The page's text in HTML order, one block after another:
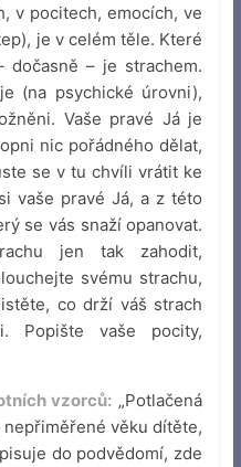
v pocitech, emocích, ve
je v celém těle. Které
– je strachem.
(na psychické úrovni),
Vaše pravé Já je
nic pořádného dělat,
se v tu chvíli vrátit ke
vaše pravé Já, a z této
se vás snaží opanovat.
jen tak zahodit,
svému strachu,
co drží váš strach
Popište vaše pocity,
vzorců: „Potlačená
věku dítěte,
do podvědomí, zde